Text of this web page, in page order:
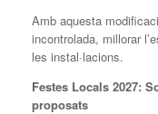
Amb aquesta
incontrolada, millorar
les instal·lacions.
Festes Locals 2027:
proposats